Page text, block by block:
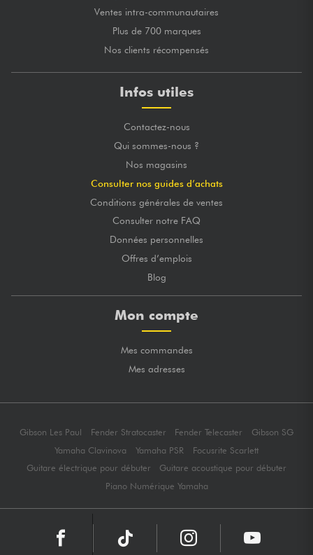
Ventes intra-communautaires
Plus de 700 marques
Nos clients récompensés
Infos utiles
Contactez-nous
Qui sommes-nous ?
Nos magasins
Consulter nos guides d’achats
Conditions générales de ventes
Consulter notre FAQ
Données personnelles
Offres d’emplois
Blog
Mon compte
Mes commandes
Mes adresses
Gibson Les Paul Fender Stratocaster Fender Telecaster
Gibson SG
Yamaha Clavinova
Yamaha PSR
Focusrite Scarlett
Guitare électrique pour débuter
Guitare acoustique pour débuter
Piano Numérique Yamaha